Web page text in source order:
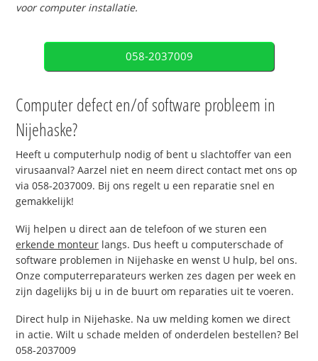
voor computer installatie.
058-2037009
Computer defect en/of software probleem in
Nijehaske?
Heeft u computerhulp nodig of bent u slachtoffer van een
virusaanval? Aarzel niet en neem direct contact met ons op
via 058-2037009. Bij ons regelt u een reparatie snel en
gemakkelijk!
Wij helpen u direct aan de telefoon of we sturen een
erkende monteur langs. Dus heeft u computerschade of
software problemen in Nijehaske en wenst U hulp, bel ons.
Onze computerreparateurs werken zes dagen per week en
zijn dagelijks bij u in de buurt om reparaties uit te voeren.
Direct hulp in Nijehaske. Na uw melding komen we direct
in actie. Wilt u schade melden of onderdelen bestellen? Bel
058-2037009